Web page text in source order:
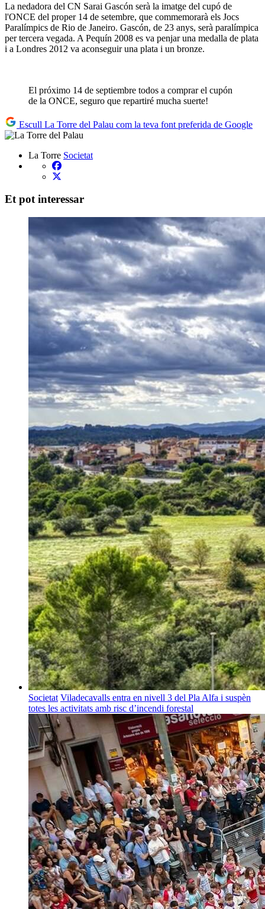
La nedadora del CN Sarai Gascón serà la imatge del cupó de
l'ONCE del proper 14 de setembre, que commemorarà els Jocs
Paralímpics de Rio de Janeiro. Gascón, de 23 anys, serà paralímpica
per tercera vegada. A Pequín 2008 es va penjar una medalla de plata
i a Londres 2012 va aconseguir una plata i un bronze.
El próximo 14 de septiembre todos a comprar el cupón
de la ONCE, seguro que repartiré mucha suerte!
Escull La Torre del Palau com la teva font preferida de Google
La Torre Societat
Et pot interessar
Societat Viladecavalls entra en nivell 3 del Pla Alfa i suspèn
totes les activitats amb risc d’incendi forestal